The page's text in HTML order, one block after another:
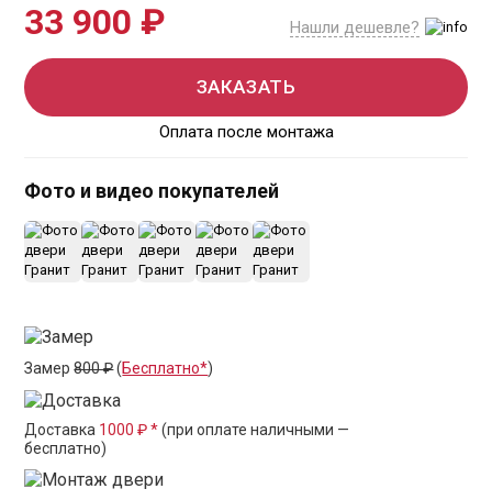
33 900 ₽ Нашли дешевле?
ЗАКАЗАТЬ
Оплата после монтажа
Фото и видео покупателей
Замер800 ₽(Бесплатно*)
Доставка 1000 ₽ *(при оплате наличными —
бесплатно)